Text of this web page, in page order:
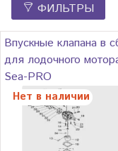
ФИЛЬТРЫ
Впускные клапана в
для лодочного
Sea-PRO
Нет в наличии